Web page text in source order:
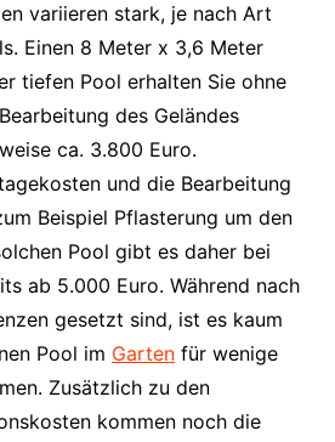
variieren stark, je nach Art
Einen 8 Meter x 3,6 Meter
tiefen Pool erhalten Sie ohne
des Geländes
ca. 3.800 Euro.
und die Bearbeitung
Beispiel Pflasterung um den
Pool gibt es daher bei
ab 5.000 Euro. Während nach
gesetzt sind, ist es kaum
Pool im Gartenfür wenige
Zusätzlich zu den
kommen noch die